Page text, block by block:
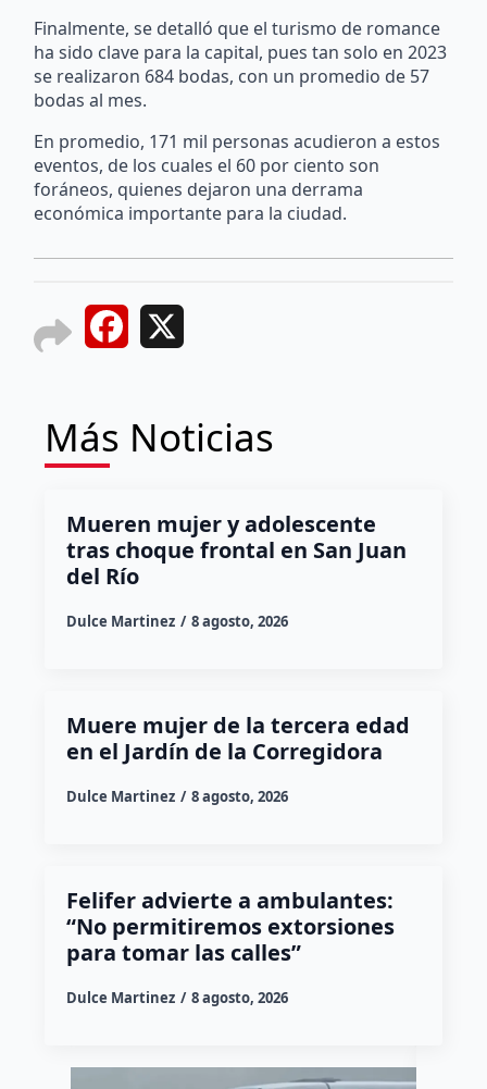
Finalmente, se detalló que el turismo de romance
ha sido clave para la capital, pues tan solo en 2023
se realizaron 684 bodas, con un promedio de 57
bodas al mes.
En promedio, 171 mil personas acudieron a estos
eventos, de los cuales el 60 por ciento son
foráneos, quienes dejaron una derrama
económica importante para la ciudad.
Facebook
Más Noticias
Mueren mujer y adolescente
tras choque frontal en San Juan
del Río
Dulce Martinez 8 agosto, 2026
Muere mujer de la tercera edad
en el Jardín de la Corregidora
Dulce Martinez 8 agosto, 2026
Felifer advierte a ambulantes:
“No permitiremos extorsiones
para tomar las calles”
Dulce Martinez 8 agosto, 2026